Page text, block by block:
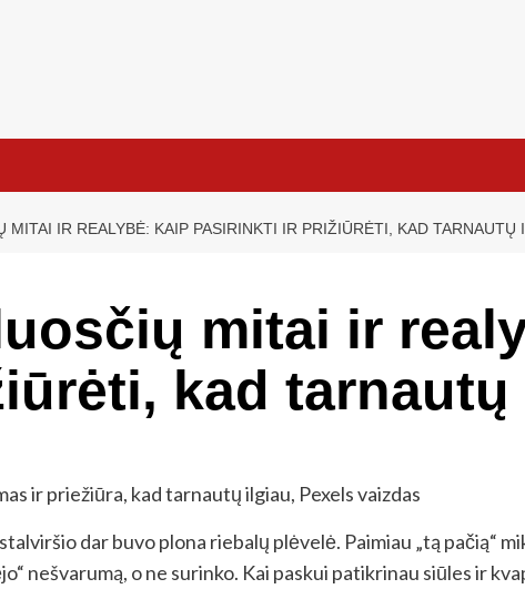
MITAI IR REALYBĖ: KAIP PASIRINKTI IR PRIŽIŪRĖTI, KAD TARNAUTŲ
mitai ir
kad tarnautų
dar buvo plona riebalų plėvelė. Paimiau „tą pačią“
nešvarumą, o ne surinko. Kai paskui patikrinau siūles ir